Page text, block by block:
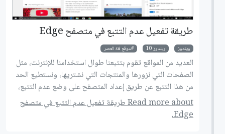
طريقة تفعيل عدم التتبع في متصفح Edge
ويندوز ويندوز 10 موقع لغة العصر
العديد من المواقع تقوم بتتبعنا طوال استخدامنا للإنترنت، مثل
الصفحات التي نزورها والمنتجات التي نشتريها، ونستطيع الحد
من هذا التتبع عن طريق إعداد المتصفح على وضع عدم التتبع،
إليك الطريقة.
Read more about طريقة تفعيل عدم التتبع في متصفح
Edge.